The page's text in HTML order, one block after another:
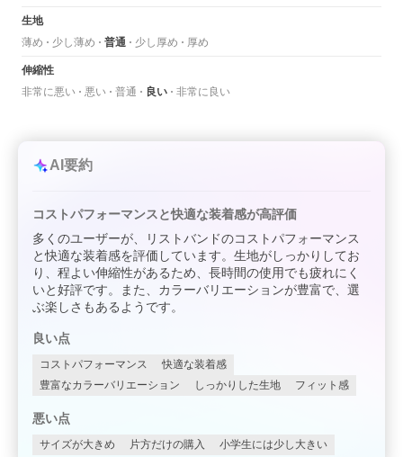
生地
薄め
少し薄め 普通 少し厚め 厚め
伸縮性
非常に悪い
悪い 普通 良い 非常に良い
AI要約
コストパフォーマンスと快適な装着感が高評価
多くのユーザーが、リストバンドのコストパフォーマンス
と快適な装着感を評価しています。生地がしっかりしてお
り、程よい伸縮性があるため、長時間の使用でも疲れにく
いと好評です。また、カラーバリエーションが豊富で、選
ぶ楽しさもあるようです。
良い点
コストパフォーマンス
快適な装着感
豊富なカラーバリエーション
しっかりした生地 フィット感
悪い点
サイズが大きめ 片方だけの購入 小学生には少し大きい